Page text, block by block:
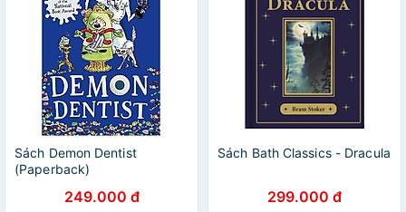
Sách Demon Dentist
(Paperback)
249.000 đ
Sách Bath Classics - Dracula
299.000 đ